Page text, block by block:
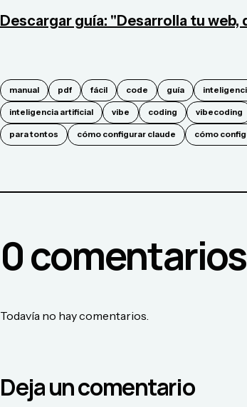
Descargar guía: "Desarrolla tu web,
manual pdf fácil code guía
inteligencia artificial vibe coding vibecoding
para tontos cómo configurar claude cómo
0comentarios
Todavía no hay comentarios.
Deja un comentario